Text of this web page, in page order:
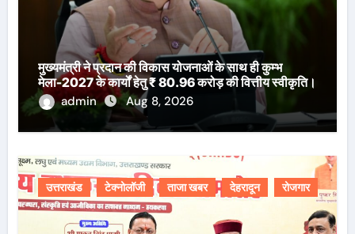
मुख्यमंत्री ने प्रदान की विकास योजनाओं के साथ ही कुम्भ
मेला-2027 के कार्यों हेतु ₹ 80.96 करोड़ की वित्तीय स्वीकृति।
admin
Aug 8, 2026
उत्तराखंड टेक्नोलॉजी ताजा खबर देहरादून रोजगार